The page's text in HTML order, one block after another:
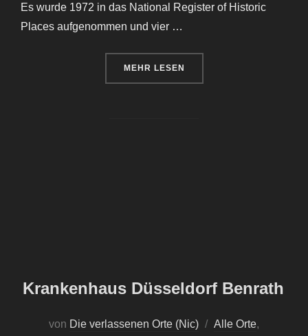
Es wurde 1972 in das National Register of Historic
Places aufgenommen und vier …
MEHR ÜBER „SMALLPOX HOSPITAL
LESEN
Krankenhaus Düsseldorf Benrath
von Die verlassenen Orte (Nic) Alle Orte,